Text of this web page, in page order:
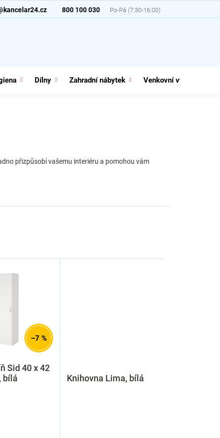
800 100 030
Dílny Zahradní nábytek Venkovní vybavení
přizpůsobí vašemu interiéru a pomohou vám
–7 %
Sid 40 x 42
bílá
Knihovna Lima, bílá